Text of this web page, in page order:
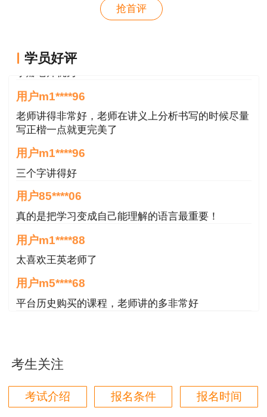
抢首评
学员好评
用户m4****68
用户m1****96
老师讲得非常好，老师在讲义上分析书写的时候尽量
写正楷一点就更完美了
用户m1****96
三个字讲得好
用户85****06
真的是把学习变成自己能理解的语言最重要！
用户m1****88
太喜欢王英老师了
用户m5****68
平台历史购买的课程，老师讲的多非常好
心，听了老师的课很有收获，谢谢老师的付出和努
力。
用户m0****88
考生关注
考试介绍 报名条件 报名时间